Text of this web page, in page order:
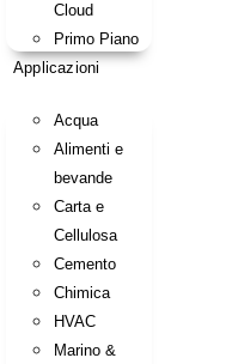
Cloud
Primo Piano
Applicazioni
Acqua
Alimenti e
bevande
Carta e
Cellulosa
Cemento
Chimica
HVAC
Marino &